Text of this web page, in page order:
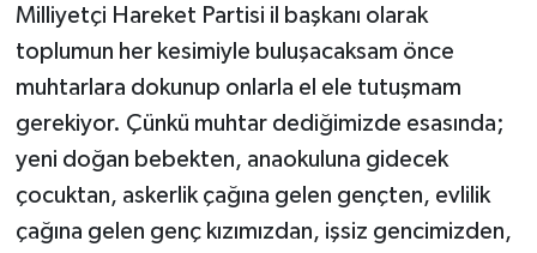
Milliyetçi Hareket Partisi il başkanı olarak
toplumun her kesimiyle buluşacaksam önce
muhtarlara dokunup onlarla el ele tutuşmam
gerekiyor. Çünkü muhtar dediğimizde esasında;
yeni doğan bebekten, anaokuluna gidecek
çocuktan, askerlik çağına gelen gençten, evlilik
çağına gelen genç kızımızdan, işsiz gencimizden,